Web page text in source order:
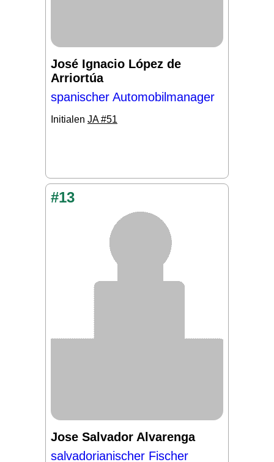
José Ignacio López de
Arriortúa
spanischer Automobilmanager
Initialen JA #51
#13
Jose Salvador Alvarenga
salvadorianischer Fischer